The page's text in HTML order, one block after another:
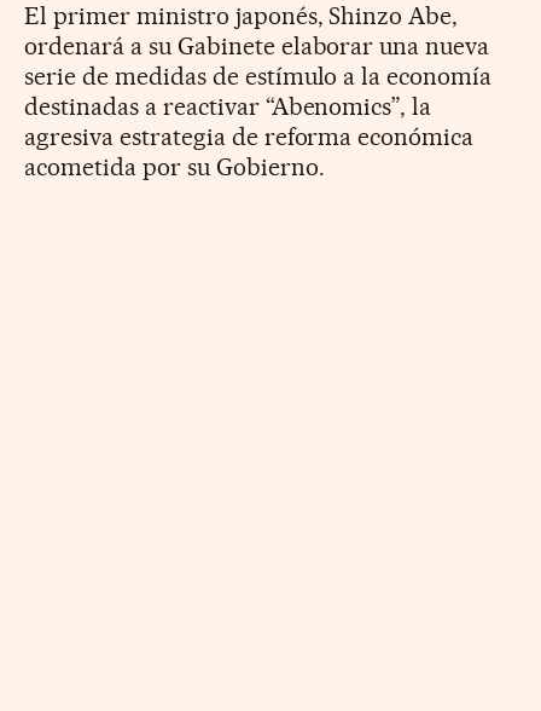
El primer ministro japonés, Shinzo Abe,
ordenará a su Gabinete elaborar una nueva
serie de medidas de estímulo a la economía
destinadas a reactivar “Abenomics”, la
agresiva estrategia de reforma económica
acometida por su Gobierno.